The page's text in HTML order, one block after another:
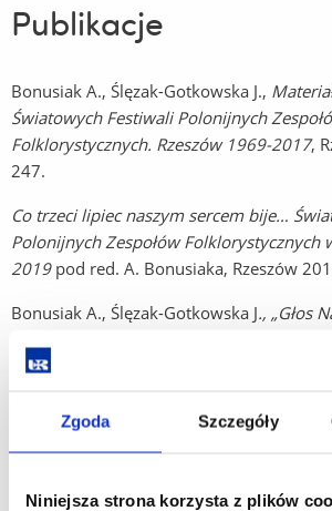
Zgoda Szczegóły
Niniejsza strona korzysta z plików
Publikacje
Bonusiak A., Ślęzak-Gotkowska J.,
Światowych Festiwali Polonijnych
Folklorystycznych. Rzeszów 1969-2017,
247.
Co trzeci lipiec naszym sercem bije…
Polonijnych Zespołów Folklorystycznych
2019pod red. A. Bonusiaka, Rzeszów
Bonusiak A., Ślęzak-Gotkowska J., „Głos
formą aktywności kulturalnej środowisk
w kształtowaniu wizerunku oraz promocji
Waisa, Rzeszów 2022, ss. 148.